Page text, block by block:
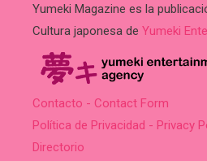
Yumeki Magazine es la
Cultura japonesa de Yumeki
Contacto - Contact Form
Política de Privacidad - Privacy
Directorio